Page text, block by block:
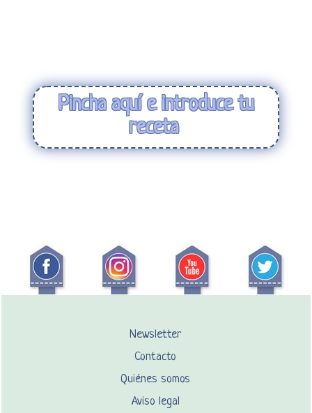
Pincha aquí e introduce tu
receta
Newsletter
Contacto
Quiénes somos
Aviso legal